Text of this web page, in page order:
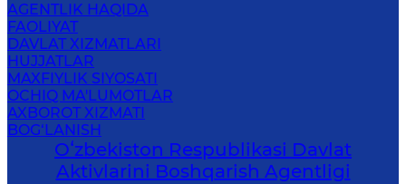
AGENTLIK HAQIDA
FAOLIYAT
DAVLAT XIZMATLARI
HUJJATLAR
MAXFIYLIK SIYOSATI
OCHIQ MA'LUMOTLAR
AXBOROT XIZMATI
BOG‘LANISH
Oʻzbekiston Respublikasi Davlat
Aktivlarini Boshqarish Agentligi